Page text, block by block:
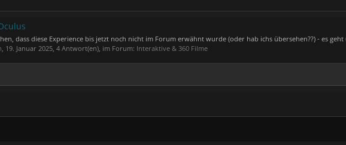
dass diese Experience bis jetzt noch nicht im Forum erwähnt wurde (oder hab ichs übersehen??) - es geht
, 19. Januar 2025, 4 Antwort(en), im Forum: Interaktive & 360 Filme